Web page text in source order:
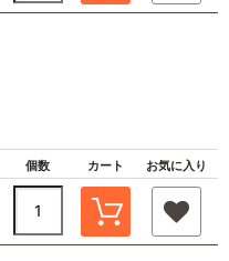
個数 カート お気に入り